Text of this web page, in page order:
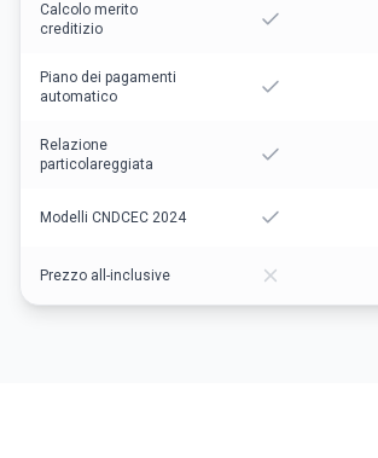
Calcolo merito
creditizio
Piano dei pagamenti
automatico
Relazione
particolareggiata
Modelli CNDCEC 2024
Prezzo all-inclusive